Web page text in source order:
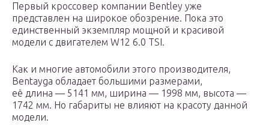
Первый кроссовер компании Bentley уже
представлен на широкое обозрение. Пока это
единственный экземпляр мощной и красивой
модели с двигателем W12 6.0 TSI.
Как и многие автомобили этого производителя,
Bentayga обладает большими размерами,
её длина — 5141 мм, ширина — 1998 мм, высота —
1742 мм. Но габариты не влияют на красоту данной
модели.